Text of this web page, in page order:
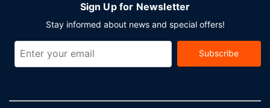
Sign Up for Newsletter
Stay informed about news and special offers!
Subscribe